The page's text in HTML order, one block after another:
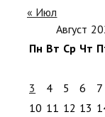
« Июл
Август
Пн Вт Ср Чт
3
4 5 6 7
10 11 12 13